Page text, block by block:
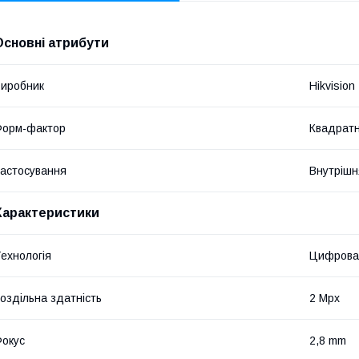
атрибути
Hikvision
фактор
Цифрова
здатність 2 Mpx
2,8 mm